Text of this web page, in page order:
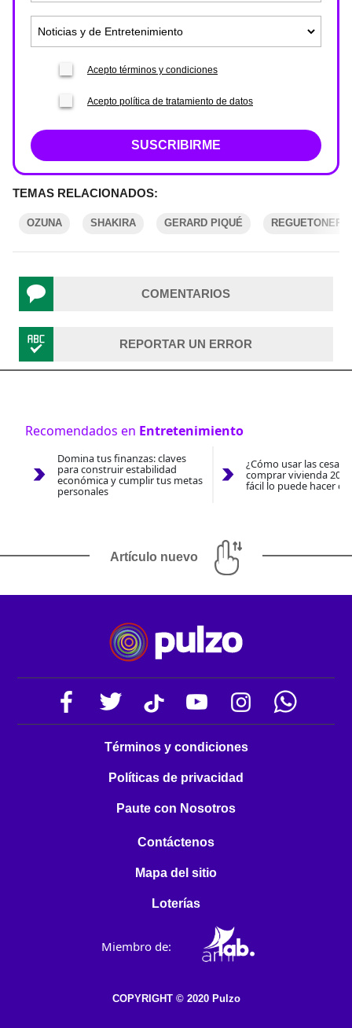
Acepto términos y condiciones
Acepto política de tratamiento de datos
SUSCRIBIRME
TEMAS RELACIONADOS:
OZUNA SHAKIRA GERARD PIQUÉ
COMENTARIOS
REPORTAR UN ERROR
Recomendados en Entretenimiento
Domina tus finanzas: claves
para construir estabilidad
económica y cumplir tus metas
personales
¿Cómo usar las
comprar vivienda
fácil lo puede hacer
Artículo nuevo
Términos y condiciones
Políticas de privacidad
Paute con Nosotros
Contáctenos
Mapa del sitio
Loterías
Miembro de:
COPYRIGHT © 2020 Pulzo